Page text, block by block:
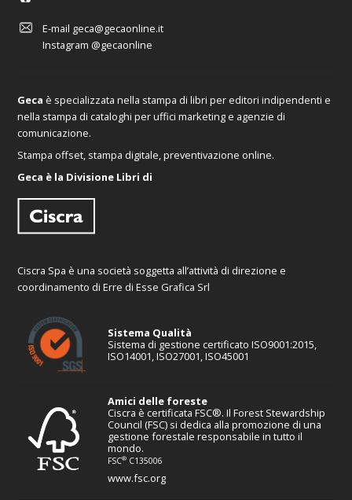
E-mail geca@gecaonline.it
Instagram @gecaonline
Geca è specializzata nella stampa di libri per editori indipendenti e
nella stampa di cataloghi per uffici marketing e agenzie di
comunicazione.
Stampa offset, stampa digitale, preventivazione online.
Geca è la Divisione Libri di
Ciscra Spa è una società soggetta all’attività di direzione e
coordinamento di Erre di Esse Grafica Srl
Sistema Qualità
Sistema di gestione certificato ISO9001:2015,
ISO14001, ISO27001, ISO45001
Amici delle foreste
Ciscra è certificata FSC®. Il Forest Stewardship
Council (FSC) si dedica alla promozione di una
gestione forestale responsabile in tutto il
mondo.
FSC® C135006
www.fsc.org